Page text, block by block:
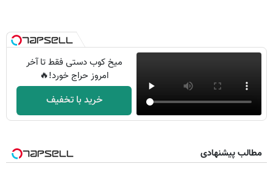
میخ کوب دستی فقط تا آخر
امروز حراج خورد!🔥
خرید با تخفیف
مطالب پیشنهادی